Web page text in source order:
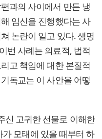
과의 사이에서 만든 냉
임신을 진행했다는 사
논란이 일고 있다. 생명
번 사례는 의료적, 법적
고 책임에 대한 본질적
독교는 이 사안을 어떻
신 고귀한 선물로 이해한
모태에 있을 때부터 하